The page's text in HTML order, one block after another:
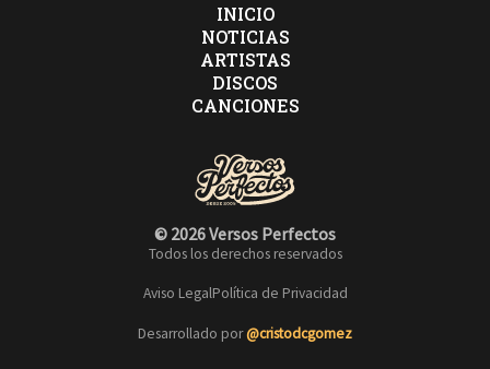
INICIO
NOTICIAS
ARTISTAS
DISCOS
CANCIONES
© 2026 Versos Perfectos
Todos los derechos reservados
Aviso LegalPolítica de Privacidad
Desarrollado por@cristodcgomez